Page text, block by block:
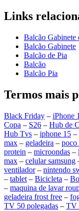
Links
Balcão Gabinete
Balcão Gabinete
Balcão de Pia
Balcão
Balcão Pia
Termos mais
Black Friday – iPhone
Copa – S26 – Hub de
Hub Tvs – iphone 15 –
max – geladeira – poco
protein – microondas –
max – celular samsung
ventilador– nintendo
– tablet – Bicicleta –
– maquina de lavar
geladeira frost free –
TV 50 polegadas – TV